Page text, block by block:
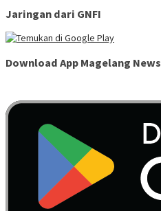
Jaringan dari GNFI
Download App Magelang News